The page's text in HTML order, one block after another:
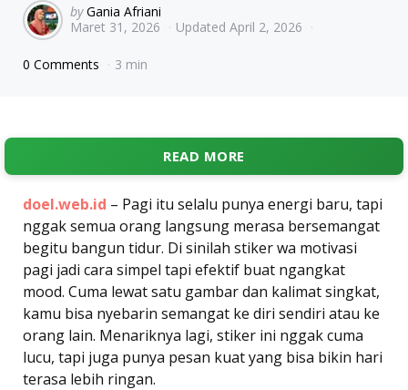
Posted
by
by Gania Afriani
Maret 31, 2026
Updated April 2, 2026
0 Comments 3 min
READ MORE
doel.web.id – Pagi itu selalu punya energi baru, tapi
nggak semua orang langsung merasa bersemangat
begitu bangun tidur. Di sinilah stiker wa motivasi
pagi jadi cara simpel tapi efektif buat ngangkat
mood. Cuma lewat satu gambar dan kalimat singkat,
kamu bisa nyebarin semangat ke diri sendiri atau ke
orang lain. Menariknya lagi, stiker ini nggak cuma
lucu, tapi juga punya pesan kuat yang bisa bikin hari
terasa lebih ringan.